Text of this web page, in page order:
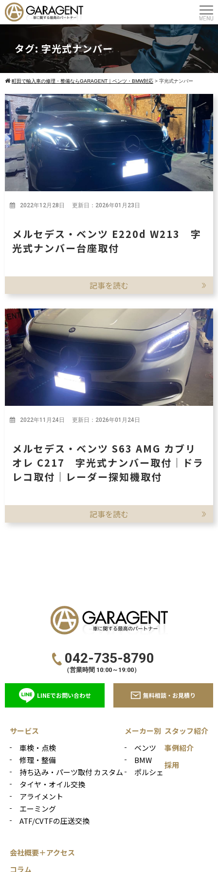
タグ: 字光式ナンバー
町田で輸入車の修理・整備ならGARAGENT｜ベンツ・BMW対応 > 字光式ナンバー
2022年12月28日 更新日：2026年01月23日
メルセデス・ベンツ E220d W213 字
光式ナンバー台座取付
記事を読む
2022年11月24日 更新日：2026年01月24日
メルセデス・ベンツ S63 AMG カブリ
オレ C217 字光式ナンバー取付｜ドラ
レコ取付｜レーダー探知機取付
記事を読む
042-735-8790
（営業時間 10:00～19:00）
LINEでお問い合わせ 無料相談・お見積り
サービス
車検・点検
修理・整備
持ち込み・パーツ取付 カスタム
タイヤ・オイル交換
アライメント
エーミング
ATF/CVTFの圧送交換
メーカー別
ベンツ
BMW
ポルシェ
スタッフ紹介
事例紹介
採用
会社概要＋アクセス
コラム